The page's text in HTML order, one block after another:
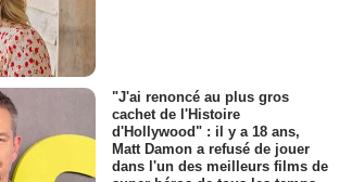
"J'ai renoncé au plus gros
cachet de l'Histoire
d'Hollywood" : il y a 18 ans,
Matt Damon a refusé de jouer
dans l'un des meilleurs films de